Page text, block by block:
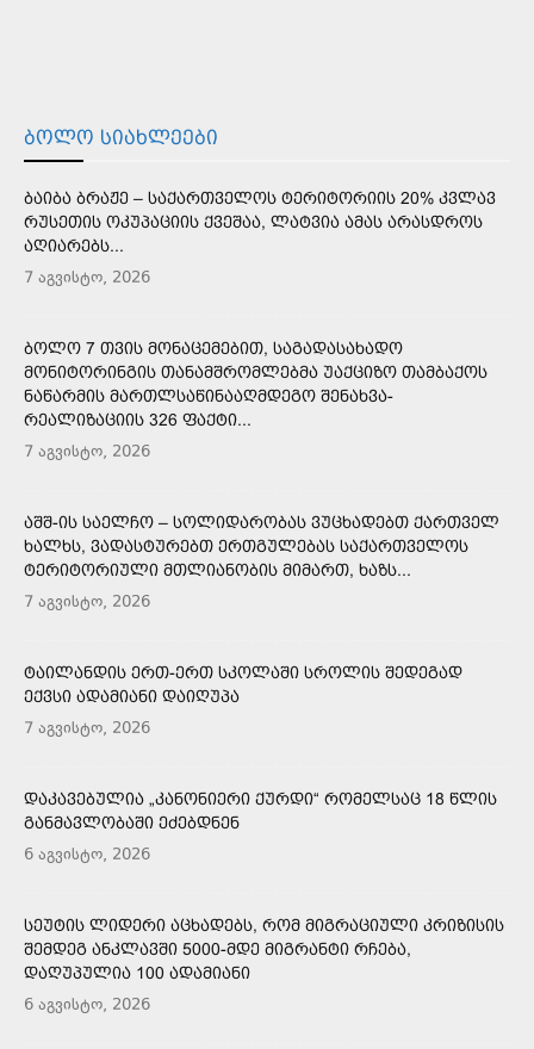
ᲑᲝᲚᲝ ᲡᲘᲐᲮᲚᲔᲔᲑᲘ
ᲑᲐᲘᲑᲐ ᲑᲠᲐᲟᲔ – ᲡᲐᲥᲐᲠᲗᲕᲔᲚᲝᲡ ᲢᲔᲠᲘᲢᲝᲠᲘᲘᲡ 20% ᲙᲕᲚᲐᲕ
ᲠᲣᲡᲔᲗᲘᲡ ᲝᲙᲣᲞᲐᲪᲘᲘᲡ ᲥᲕᲔᲨᲐᲐ, ᲚᲐᲢᲕᲘᲐ ᲐᲛᲐᲡ ᲐᲠᲐᲡᲓᲠᲝᲡ
ᲐᲦᲘᲐᲠᲔᲑᲡ...
7 აგვისტო, 2026
ᲑᲝᲚᲝ 7 ᲗᲕᲘᲡ ᲛᲝᲜᲐᲪᲔᲛᲔᲑᲘᲗ, ᲡᲐᲒᲐᲓᲐᲡᲐᲮᲐᲓᲝ
ᲛᲝᲜᲘᲢᲝᲠᲘᲜᲒᲘᲡ ᲗᲐᲜᲐᲛᲨᲠᲝᲛᲚᲔᲑᲛᲐ ᲣᲐᲥᲪᲘᲖᲝ ᲗᲐᲛᲑᲐᲥᲝᲡ
ᲜᲐᲬᲐᲠᲛᲘᲡ ᲛᲐᲠᲗᲚᲡᲐᲬᲘᲜᲐᲐᲦᲛᲓᲔᲒᲝ ᲨᲔᲜᲐᲮᲕᲐ-
ᲠᲔᲐᲚᲘᲖᲐᲪᲘᲘᲡ 326 ᲤᲐᲥᲢᲘ...
7 აგვისტო, 2026
ᲐᲨᲨ-ᲘᲡ ᲡᲐᲔᲚᲩᲝ – ᲡᲝᲚᲘᲓᲐᲠᲝᲑᲐᲡ ᲕᲣᲪᲮᲐᲓᲔᲑᲗ ᲥᲐᲠᲗᲕᲔᲚ
ᲮᲐᲚᲮᲡ, ᲕᲐᲓᲐᲡᲢᲣᲠᲔᲑᲗ ᲔᲠᲗᲒᲣᲚᲔᲑᲐᲡ ᲡᲐᲥᲐᲠᲗᲕᲔᲚᲝᲡ
ᲢᲔᲠᲘᲢᲝᲠᲘᲣᲚᲘ ᲛᲗᲚᲘᲐᲜᲝᲑᲘᲡ ᲛᲘᲛᲐᲠᲗ, ᲮᲐᲖᲡ...
7 აგვისტო, 2026
ᲢᲐᲘᲚᲐᲜᲓᲘᲡ ᲔᲠᲗ-ᲔᲠᲗ ᲡᲙᲝᲚᲐᲨᲘ ᲡᲠᲝᲚᲘᲡ ᲨᲔᲓᲔᲒᲐᲓ
ᲔᲥᲕᲡᲘ ᲐᲓᲐᲛᲘᲐᲜᲘ ᲓᲐᲘᲦᲣᲞᲐ
7 აგვისტო, 2026
ᲓᲐᲙᲐᲕᲔᲑᲣᲚᲘᲐ „ᲙᲐᲜᲝᲜᲘᲔᲠᲘ ᲥᲣᲠᲓᲘ“ ᲠᲝᲛᲔᲚᲡᲐᲪ 18 ᲬᲚᲘᲡ
ᲒᲐᲜᲛᲐᲕᲚᲝᲑᲐᲨᲘ ᲔᲫᲔᲑᲓᲜᲔᲜ
6 აგვისტო, 2026
ᲡᲔᲣᲢᲘᲡ ᲚᲘᲓᲔᲠᲘ ᲐᲪᲮᲐᲓᲔᲑᲡ, ᲠᲝᲛ ᲛᲘᲒᲠᲐᲪᲘᲣᲚᲘ ᲙᲠᲘᲖᲘᲡᲘᲡ
ᲨᲔᲛᲓᲔᲒ ᲐᲜᲙᲚᲐᲕᲨᲘ 5000-ᲛᲓᲔ ᲛᲘᲒᲠᲐᲜᲢᲘ ᲠᲩᲔᲑᲐ,
ᲓᲐᲦᲣᲞᲣᲚᲘᲐ 100 ᲐᲓᲐᲛᲘᲐᲜᲘ
6 აგვისტო, 2026